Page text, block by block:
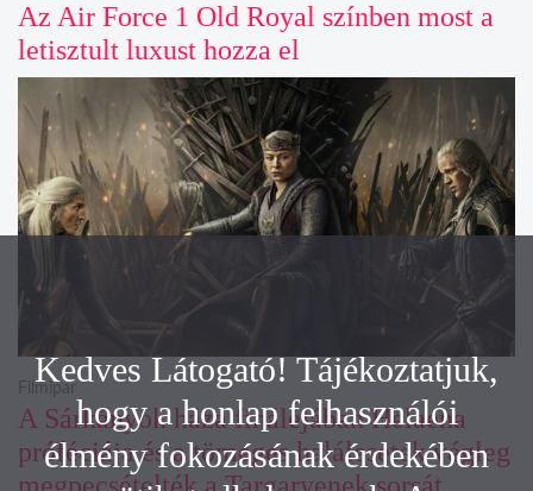
Az Air Force 1 Old Royal színben most a
letisztult luxust hozza el
A Sárkányok háza fináléjában Helaena
próféciája és a tömeges halálesetek végleg
Filmipar
Kedves Látogató! Tájékoztatjuk,
hogy a honlap felhasználói
élmény fokozásának érdekében